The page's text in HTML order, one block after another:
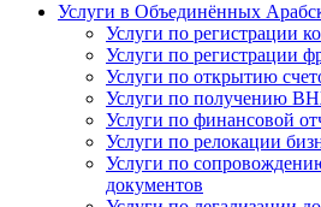
Услуги в Объединённых
Услуги по регистрации
Услуги по регистрации
Услуги по открытию
Услуги по получению
Услуги по финансовой
Услуги по релокации
Услуги по
документов